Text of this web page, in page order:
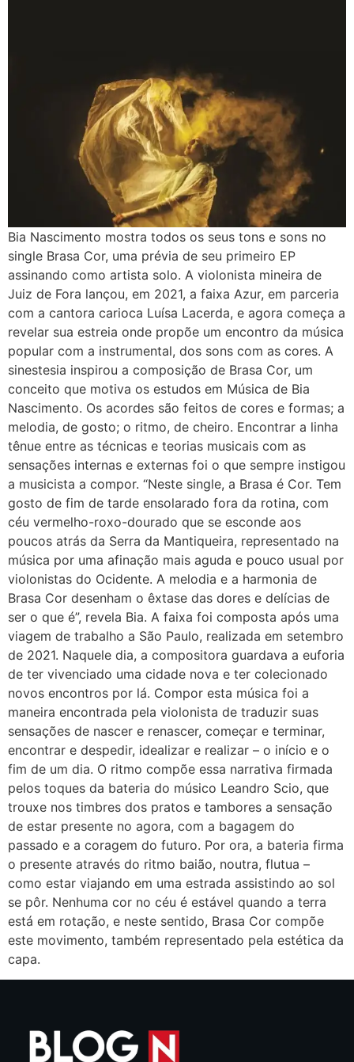
Bia Nascimento mostra todos os seus tons e sons no
single Brasa Cor, uma prévia de seu primeiro EP
assinando como artista solo. A violonista mineira de
Juiz de Fora lançou, em 2021, a faixa Azur, em parceria
com a cantora carioca Luísa Lacerda, e agora começa a
revelar sua estreia onde propõe um encontro da música
popular com a instrumental, dos sons com as cores. A
sinestesia inspirou a composição de Brasa Cor, um
conceito que motiva os estudos em Música de Bia
Nascimento. Os acordes são feitos de cores e formas; a
melodia, de gosto; o ritmo, de cheiro. Encontrar a linha
tênue entre as técnicas e teorias musicais com as
sensações internas e externas foi o que sempre instigou
a musicista a compor. “Neste single, a Brasa é Cor. Tem
gosto de fim de tarde ensolarado fora da rotina, com
céu vermelho-roxo-dourado que se esconde aos
poucos atrás da Serra da Mantiqueira, representado na
música por uma afinação mais aguda e pouco usual por
violonistas do Ocidente. A melodia e a harmonia de
Brasa Cor desenham o êxtase das dores e delícias de
ser o que é”, revela Bia. A faixa foi composta após uma
viagem de trabalho a São Paulo, realizada em setembro
de 2021. Naquele dia, a compositora guardava a euforia
de ter vivenciado uma cidade nova e ter colecionado
novos encontros por lá. Compor esta música foi a
maneira encontrada pela violonista de traduzir suas
sensações de nascer e renascer, começar e terminar,
encontrar e despedir, idealizar e realizar – o início e o
fim de um dia. O ritmo compõe essa narrativa firmada
pelos toques da bateria do músico Leandro Scio, que
trouxe nos timbres dos pratos e tambores a sensação
de estar presente no agora, com a bagagem do
passado e a coragem do futuro. Por ora, a bateria firma
o presente através do ritmo baião, noutra, flutua –
como estar viajando em uma estrada assistindo ao sol
se pôr. Nenhuma cor no céu é estável quando a terra
está em rotação, e neste sentido, Brasa Cor compõe
este movimento, também representado pela estética da
capa.